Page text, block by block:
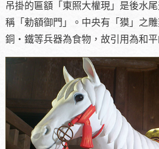
吊掛的匾額「東照大權現」是後水
稱「勅額御門」。中央有「獏」之
銅‧鐵等兵器為食物，故引用為和平